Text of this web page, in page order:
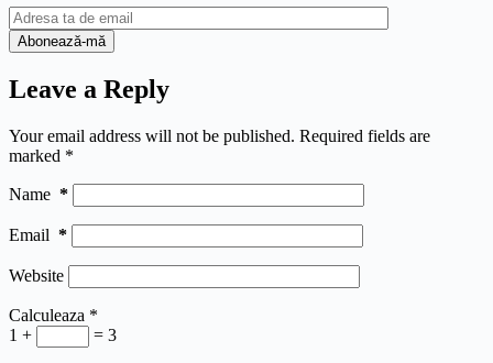
Leave a Reply
Your email address will not be published. Required fields are
marked *
Name *
Email *
Website
Calculeaza *
1 +
= 3